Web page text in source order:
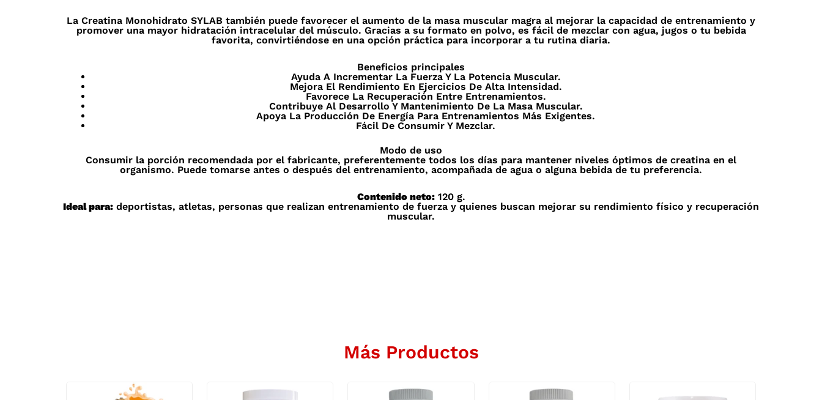
La Creatina Monohidrato SYLAB también puede favorecer el aumento de la masa muscular magra al mejorar la capacidad de entrenamiento y
promover una mayor hidratación intracelular del músculo. Gracias a su formato en polvo, es fácil de mezclar con agua, jugos o tu bebida
favorita, convirtiéndose en una opción práctica para incorporar a tu rutina diaria.
Beneficios principales
Ayuda A Incrementar La Fuerza Y La Potencia Muscular.
Mejora El Rendimiento En Ejercicios De Alta Intensidad.
Favorece La Recuperación Entre Entrenamientos.
Contribuye Al Desarrollo Y Mantenimiento De La Masa Muscular.
Apoya La Producción De Energía Para Entrenamientos Más Exigentes.
Fácil De Consumir Y Mezclar.
Modo de uso
Consumir la porción recomendada por el fabricante, preferentemente todos los días para mantener niveles óptimos de creatina en el
organismo. Puede tomarse antes o después del entrenamiento, acompañada de agua o alguna bebida de tu preferencia.
Contenido neto:120 g.
Ideal para: deportistas, atletas, personas que realizan entrenamiento de fuerza y quienes buscan mejorar su rendimiento físico y recuperación
muscular.
Más Productos